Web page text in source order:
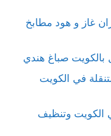
غاز و هود مطابخ
بالكويت صباغ هندي
في الكويت
وتنظيف